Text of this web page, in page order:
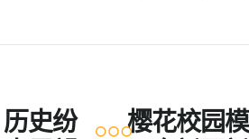
史纷
樱花校园模